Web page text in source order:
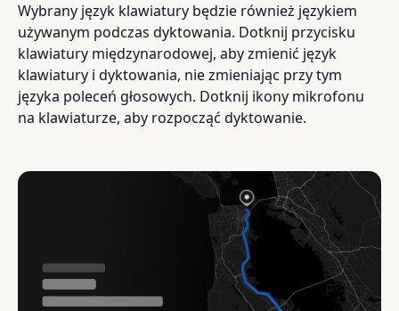
Wybrany język klawiatury będzie również językiem
używanym podczas dyktowania. Dotknij przycisku
klawiatury międzynarodowej, aby zmienić język
klawiatury i dyktowania, nie zmieniając przy tym
języka poleceń głosowych. Dotknij ikony mikrofonu
na klawiaturze, aby rozpocząć dyktowanie.